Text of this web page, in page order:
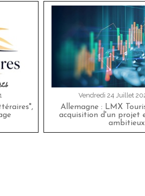
Vendredi 24 Juillet
Allemagne : LMX
acquisition d'un projet
ambitieux